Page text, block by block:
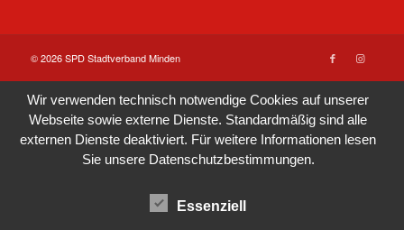
© 2026 SPD Stadtverband Minden
Wir verwenden technisch notwendige Cookies auf unserer
Webseite sowie externe Dienste. Standardmäßig sind alle
externen Dienste deaktiviert. Für weitere Informationen lesen
Sie unsere Datenschutzbestimmungen.
Essenziell